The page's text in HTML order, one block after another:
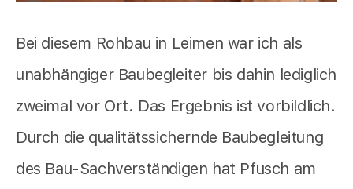
Bei diesem Rohbau in Leimen war ich als
unabhängiger Baubegleiter bis dahin lediglich
zweimal vor Ort. Das Ergebnis ist vorbildlich.
Durch die qualitätssichernde Baubegleitung
des Bau-Sachverständigen hat Pfusch am